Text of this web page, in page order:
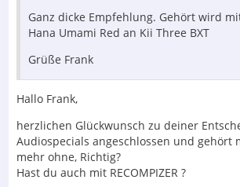
Ganz dicke Empfehlung. Gehört wird
Hana Umami Red an Kii Three BXT
Grüße Frank
Hallo Frank,
herzlichen Glückwunsch zu deiner
Audiospecials angeschlossen und gehört
mehr ohne, Richtig?
Hast du auch mit RECOMPIZER ?